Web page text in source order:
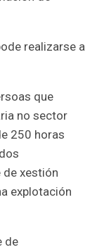
realizarse a
que
no sector
250 horas
xestión
explotación
de